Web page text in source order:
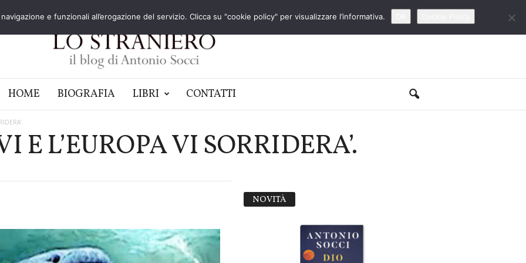
HOME BIOGRAFIA LIBRI CONTATTI
E L’EUROPA VI SORRIDERA’.
NOVITÀ
e funzionali all’erogazione del servizio. Clicca su "cookie policy" per visualizzare l’informativa.